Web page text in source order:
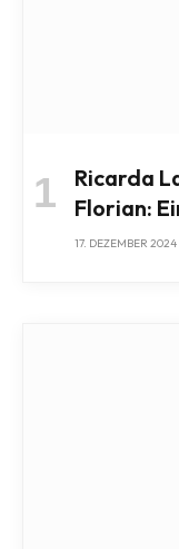
Ricarda
Florian:
17. DEZEMBER 2024